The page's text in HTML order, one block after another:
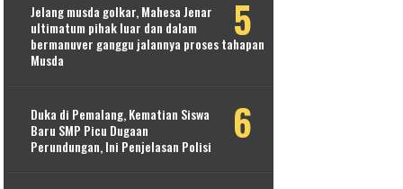
Jelang musda golkar, Mahesa Jenar
ultimatum pihak luar dan dalam
bermanuver ganggu jalannya proses tahapan
Musda
Duka di Pemalang, Kematian Siswa
Baru SMP Picu Dugaan
Perundungan, Ini Penjelasan Polisi